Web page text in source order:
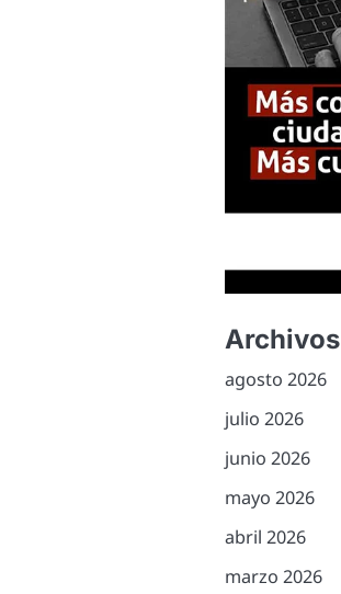
Archivos
agosto 2026
julio 2026
junio 2026
mayo 2026
abril 2026
marzo 2026